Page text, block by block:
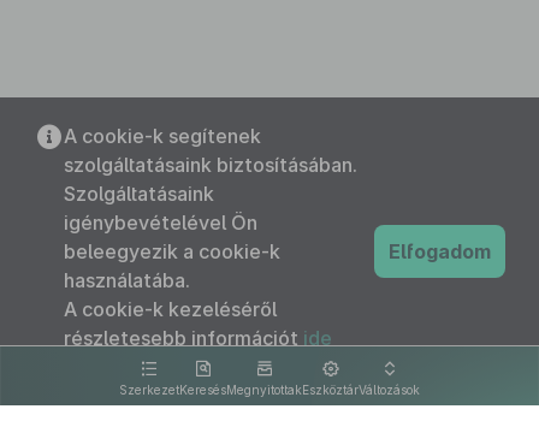
SzerkezetKeresésMegnyitottakEszköztárVáltozások
A cookie-k segítenek
szolgáltatásaink biztosításában.
Szolgáltatásaink
igénybevételével Ön
beleegyezik a cookie-k
használatába.
A cookie-k kezeléséről
részletesebb információt ide
kattintva olvashat.
Elfogadom